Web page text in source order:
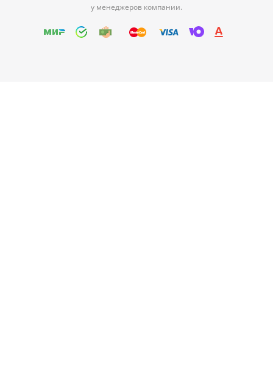
у менеджеров компании.